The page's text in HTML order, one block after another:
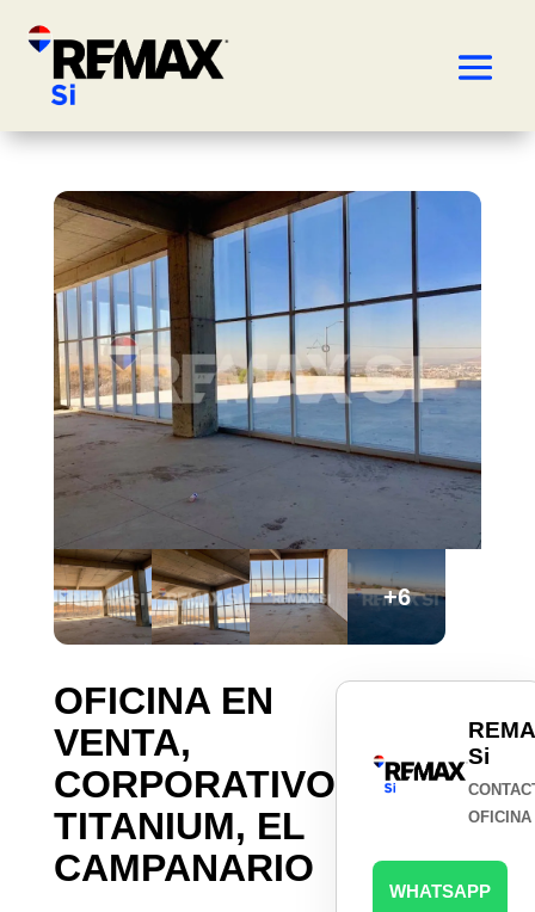
+6
OFICINA EN
VENTA,
CORPORATIVO
TITANIUM, EL
CAMPANARIO
Si
OFICINA
WHATSAPP